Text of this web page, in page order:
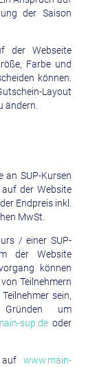
der Saison
der Webseite
Farbe und
können.
Layout
ändern.
an SUP-Kursen
auf der Website
Endpreis inkl.
MwSt.
/ einer SUP-
der Website
können
Teilnehmern
sein,
um
sup.deoder
auf www.main-